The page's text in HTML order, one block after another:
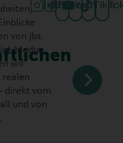
von jbs.
Media-
wir
realen
direkt vom
und von
Instagram
Facebook
Youtube